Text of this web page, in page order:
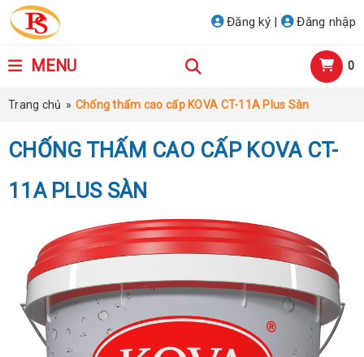
Đăng ký | Đăng nhập
MENU 0
Trang chủ » Chống thấm cao cấp KOVA CT-11A Plus Sàn
CHỐNG THẤM CAO CẤP KOVA CT-
11A PLUS SÀN